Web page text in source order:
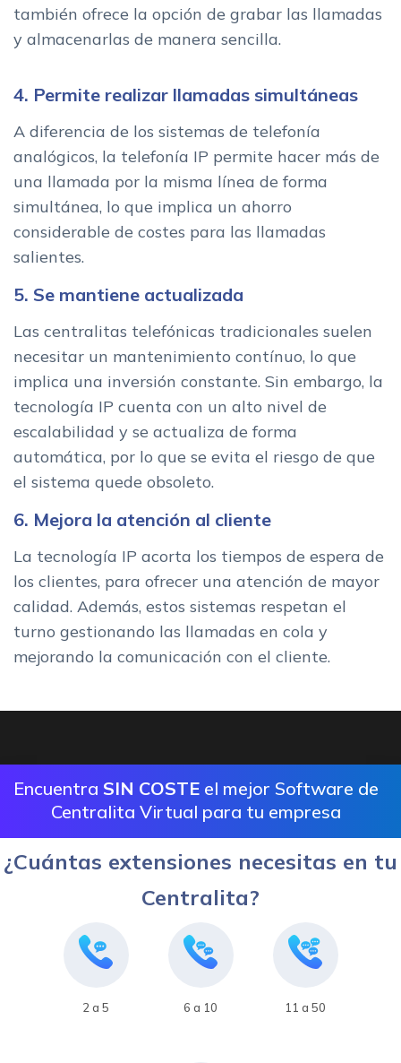
también ofrece la opción de grabar las llamadas
y almacenarlas de manera sencilla.
4. Permite realizar llamadas simultáneas
A diferencia de los sistemas de telefonía
analógicos, la telefonía IP permite hacer más de
una llamada por la misma línea de forma
simultánea, lo que implica un ahorro
considerable de costes para las llamadas
salientes.
5. Se mantiene actualizada
Las centralitas telefónicas tradicionales suelen
necesitar un mantenimiento contínuo, lo que
implica una inversión constante. Sin embargo, la
tecnología IP cuenta con un alto nivel de
escalabilidad y se actualiza de forma
automática, por lo que se evita el riesgo de que
el sistema quede obsoleto.
6. Mejora la atención al cliente
La tecnología IP acorta los tiempos de espera de
los clientes, para ofrecer una atención de mayor
calidad. Además, estos sistemas respetan el
turno gestionando las llamadas en cola y
mejorando la comunicación con el cliente.
Encuentra SIN COSTE el mejor Software de
Centralita Virtual para tu empresa
¿Cuántas extensiones necesitas en tu
Centralita?
2 a 5 6 a 10 11 a 50